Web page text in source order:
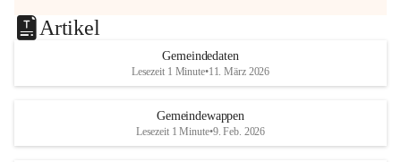
Artikel
Gemeindedaten
Lesezeit 1 Minute•11. März 2026
Gemeindewappen
Lesezeit 1 Minute•9. Feb. 2026